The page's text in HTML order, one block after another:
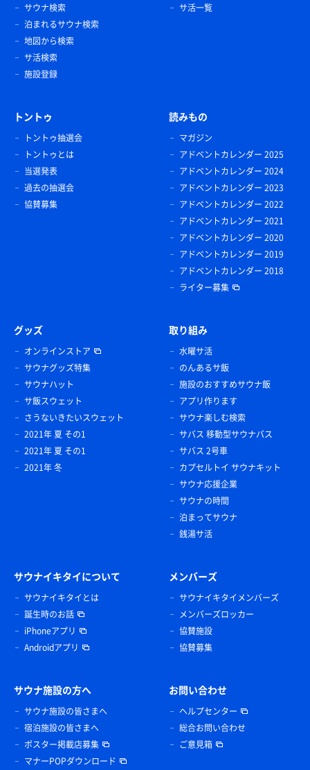
サウナ検索
泊まれるサウナ検索
地図から検索
サ活検索
施設登録
サ活一覧
トントゥ
トントゥ抽選会
トントゥとは
当選発表
過去の抽選会
協賛募集
読みもの
マガジン
アドベントカレンダー 2025
アドベントカレンダー 2024
アドベントカレンダー 2023
アドベントカレンダー 2022
アドベントカレンダー 2021
アドベントカレンダー 2020
アドベントカレンダー 2019
アドベントカレンダー 2018
ライター募集
グッズ
オンラインストア
サウナグッズ特集
サウナハット
サ飯スウェット
さうないきたいスウェット
2021年 夏 その1
2021年 夏 その1
2021年 冬
取り組み
水曜サ活
のんあるサ飯
施設のおすすめサウナ飯
アプリ作ります
サウナ楽しむ検索
サバス 移動型サウナバス
サバス 2号車
カプセルトイ サウナキット
サウナ応援企業
サウナの時間
泊まってサウナ
銭湯サ活
サウナイキタイについて
サウナイキタイとは
誕生時のお話
iPhoneアプリ
Androidアプリ
メンバーズ
サウナイキタイメンバーズ
メンバーズロッカー
協賛施設
協賛募集
サウナ施設の方へ
サウナ施設の皆さまへ
宿泊施設の皆さまへ
ポスター掲載店募集
マナーPOPダウンロード
お問い合わせ
ヘルプセンター
総合お問い合わせ
ご意見箱